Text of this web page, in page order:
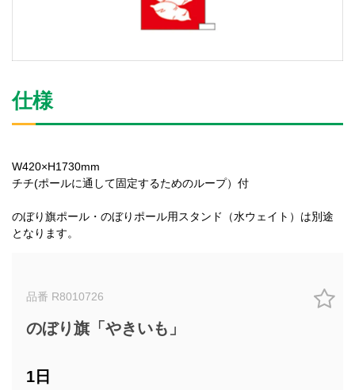
仕様
W420×H1730mm
チチ(ポールに通して固定するためのループ）付
のぼり旗ポール・のぼりポール用スタンド（水ウェイト）は別途
となります。
品番 R8010726
のぼり旗「やきいも」
1日